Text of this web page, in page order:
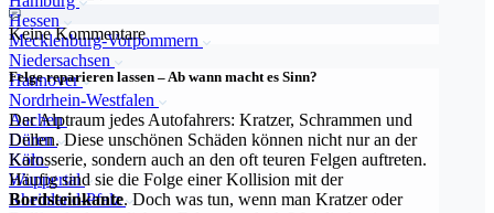
Hessen
Mecklenburg-Vorpommern
Niedersachsen
Hannover
Nordrhein-Westfalen
Aachen
Düren
Köln
Wuppertal
Rheinland-Pfalz
Keine Kommentare
Felge reparieren lassen – Ab wann macht es Sinn?
Der Alptraum jedes Autofahrers: Kratzer, Schrammen und
Dellen. Diese unschönen Schäden können nicht nur an der
Karosserie, sondern auch an den oft teuren Felgen auftreten.
Häufig sind sie die Folge einer Kollision mit der
Bordsteinkante. Doch was tun, wenn man Kratzer oder